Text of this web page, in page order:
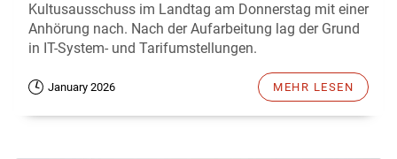
Kultusausschuss im Landtag am Donnerstag mit einer
Anhörung nach. Nach der Aufarbeitung lag der Grund
in IT-System- und Tarifumstellungen.
January 2026 MEHR LESEN